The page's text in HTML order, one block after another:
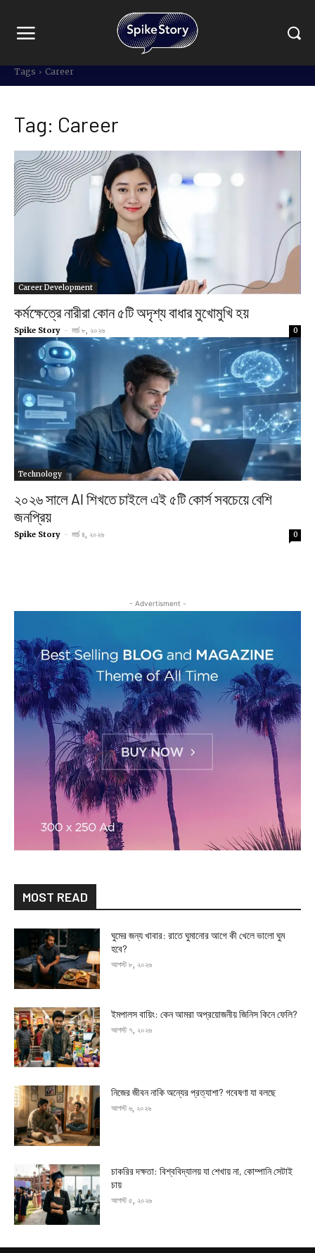
Tags Career
Tag: Career
Career Development
কর্মক্ষেত্রে নারীরা কোন ৫টি অদৃশ্য বাধার মুখোমুখি হয়
Spike Story - মার্চ ৮, ২০২৬ 0
Technology
২০২৬ সালে AI শিখতে চাইলে এই ৫টি কোর্স সবচেয়ে বেশি
জনপ্রিয়
Spike Story - মার্চ ৪, ২০২৬ 0
- Advertisment -
MOST READ
ঘুমের জন্য খাবার: রাতে ঘুমানোর আগে কী খেলে ভালো ঘুম
হবে?
আগস্ট ৮, ২০২৬
ইমপালস বায়িং: কেন আমরা অপ্রয়োজনীয় জিনিস কিনে ফেলি?
আগস্ট ৭, ২০২৬
নিজের জীবন নাকি অন্যের প্রত্যাশা? গবেষণা যা বলছে
আগস্ট ৬, ২০২৬
চাকরির দক্ষতা: বিশ্ববিদ্যালয় যা শেখায় না, কোম্পানি সেটাই
চায়
আগস্ট ৫, ২০২৬